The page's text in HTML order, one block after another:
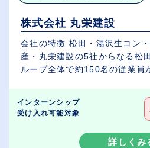
株式会社 丸栄建設
会社の特徴 松田・湯沢生コン
産・丸栄建設の5社からなる松
ループ全体で約150名の従業員
インターンシップ
受け入れ可能対象
詳しくみ